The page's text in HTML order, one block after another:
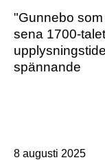
"Gunnebo
sena 1700-
spännande
8 augusti 2025